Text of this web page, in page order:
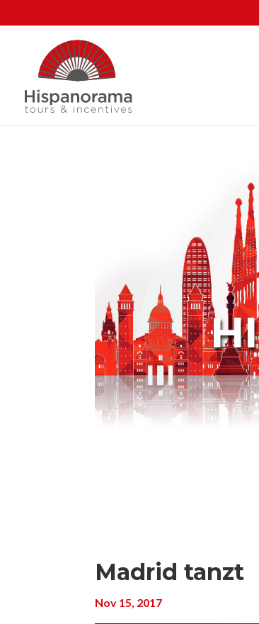
Madrid tanzt
Nov 15, 2017